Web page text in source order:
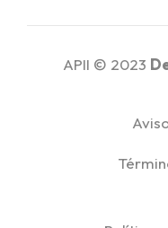
APII © 2023